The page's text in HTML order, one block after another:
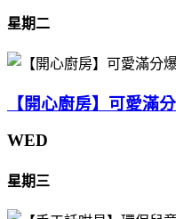
星期二
【開心廚房】可愛滿
WED
星期三